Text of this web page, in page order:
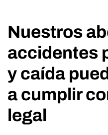
Nuestros
accidentes
y caída
a cumplir
legal